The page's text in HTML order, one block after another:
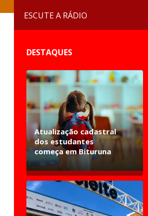
ESCUTE A RÁDIO
DESTAQUES
Atualização cadastral
dos estudantes
começa em Bituruna